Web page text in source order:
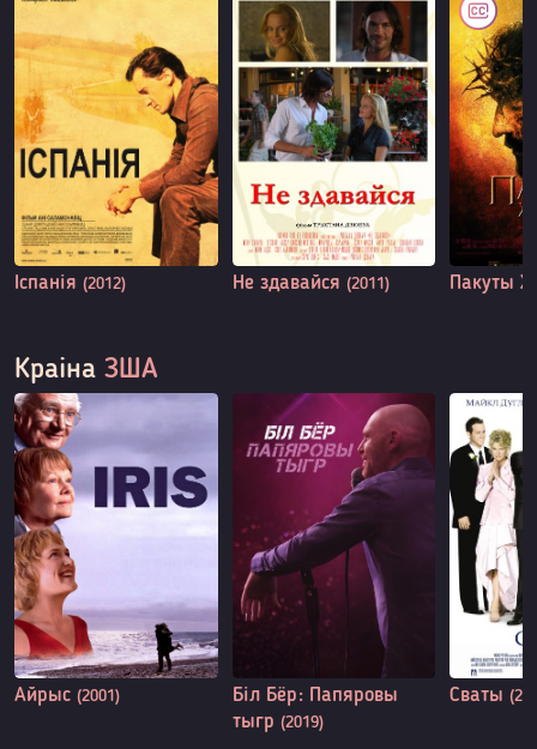
Іспанія (2012) Не здавайся (2011) Пакуты
Краіна ЗША
Айрыс (2001)
Біл Бёр: Папяровы
тыгр (2019)
Сваты